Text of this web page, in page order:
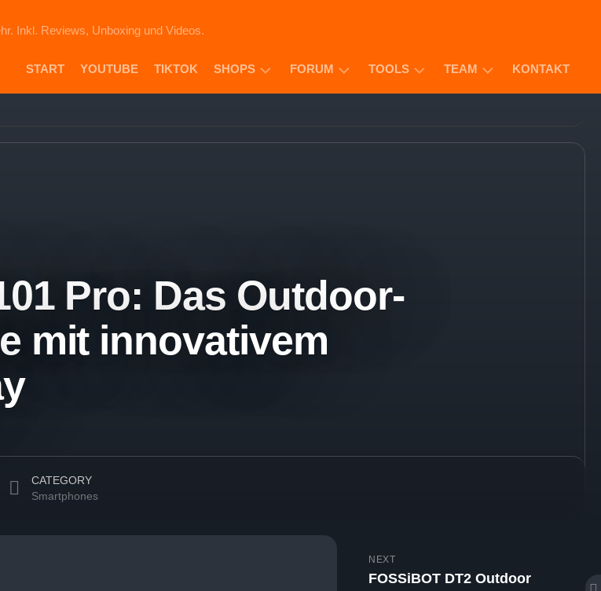
Inkl. Reviews, Unboxing und Videos.
START YOUTUBE TIKTOK SHOPS FORUM TOOLS
BROWSER
TEAM KONTAKT
Pro: Das Outdoor-
mit innovativem
CATEGORY
Smartphones
NEXT
FOSSiBOT DT2 Outdoor